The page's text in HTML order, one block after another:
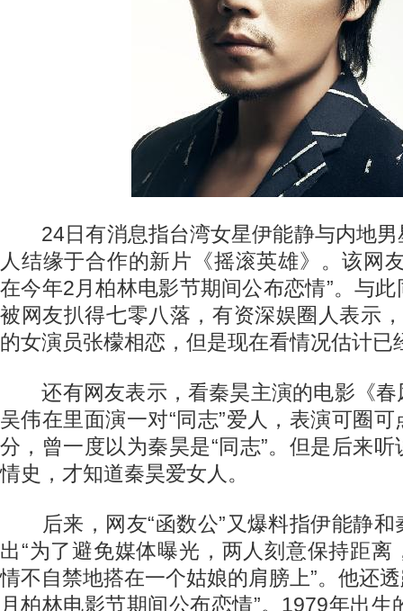
24日有消息指台湾女星伊能静与内地男
人结缘于合作的新片《摇滚英雄》。该网
在今年2月柏林电影节期间公布恋情”。与
被网友扒得七零八落，有资深娱圈人表示
的女演员张檬相恋，但是现在看情况估计已
还有网友表示，看秦昊主演的电影《春
吴伟在里面演一对“同志”爱人，表演可圈
分，曾一度以为秦昊是“同志”。但是后来
情史，才知道秦昊爱女人。
后来，网友“函数公”又爆料指伊能静和
出“为了避免媒体曝光，两人刻意保持距离
情不自禁地搭在一个姑娘的肩膀上”。他还
月柏林电影节期间公布恋情”。1979年出